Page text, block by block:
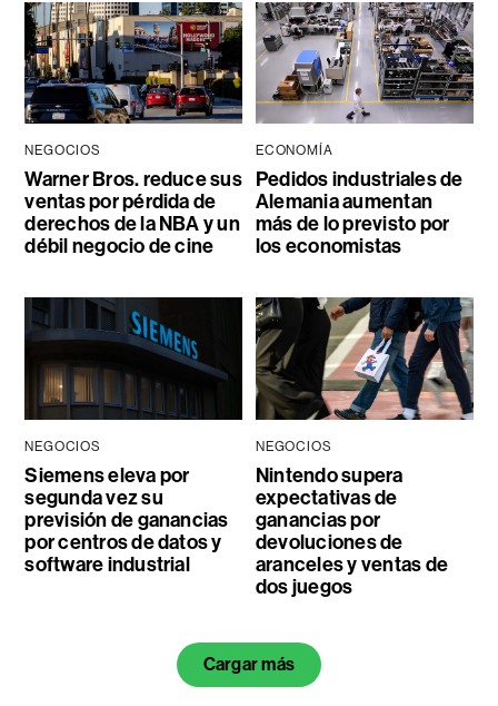
NEGOCIOS
Warner Bros. reduce sus
ventas por pérdida de
derechos de la NBA y un
débil negocio de cine
ECONOMÍA
Pedidos industriales de
Alemania aumentan
más de lo previsto por
los economistas
NEGOCIOS
Siemens eleva por
segunda vez su
previsión de ganancias
por centros de datos y
software industrial
NEGOCIOS
Nintendo supera
expectativas de
ganancias por
devoluciones de
aranceles y ventas de
dos juegos
Cargar más